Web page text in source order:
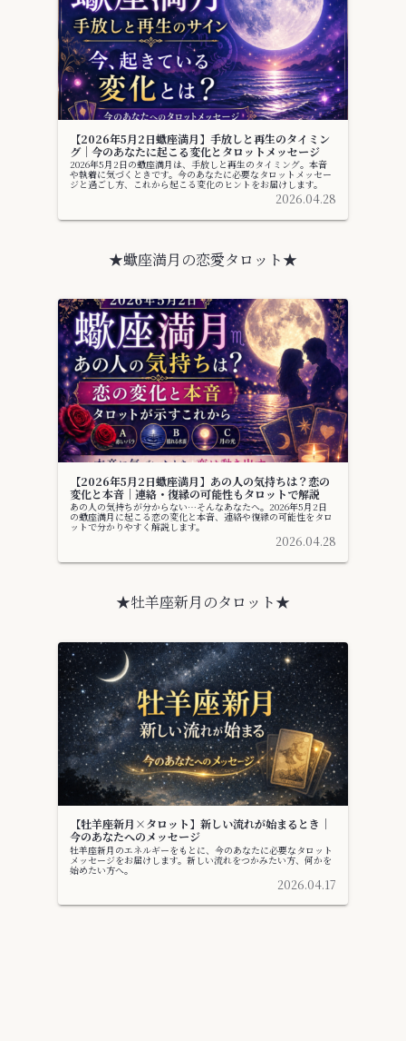
【2026年5月2日蠍座満月】手放しと再生のタイミン
グ｜今のあなたに起こる変化とタロットメッセージ
2026年5月2日の蠍座満月は、手放しと再生のタイミング。本音
や執着に気づくときです。今のあなたに必要なタロットメッセー
ジと過ごし方、これから起こる変化のヒントをお届けします。
2026.04.28
★蠍座満月の恋愛タロット★
【2026年5月2日蠍座満月】あの人の気持ちは？恋の
変化と本音｜連絡・復縁の可能性もタロットで解説
あの人の気持ちが分からない…そんなあなたへ。2026年5月2日
の蠍座満月に起こる恋の変化と本音、連絡や復縁の可能性をタロ
ットで分かりやすく解説します。
2026.04.28
★牡羊座新月のタロット★
【牡羊座新月×タロット】新しい流れが始まるとき｜
今のあなたへのメッセージ
牡羊座新月のエネルギーをもとに、今のあなたに必要なタロット
メッセージをお届けします。新しい流れをつかみたい方、何かを
始めたい方へ。
2026.04.17